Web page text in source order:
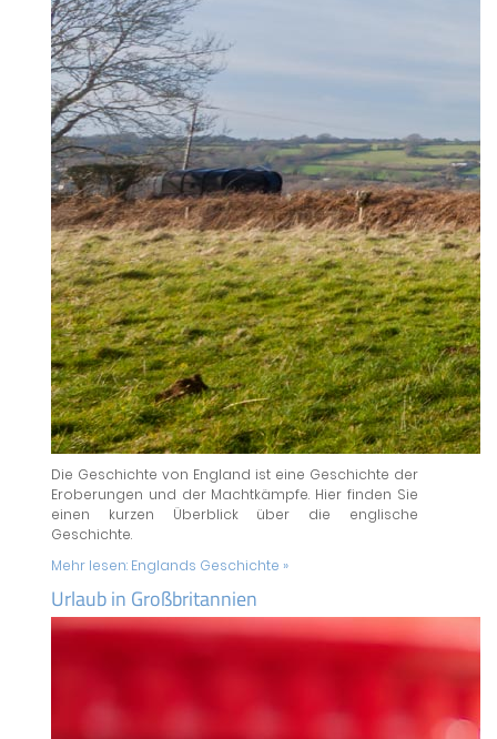
Die Geschichte von England ist eine Geschichte der
Eroberungen und der Machtkämpfe. Hier finden Sie
einen kurzen Überblick über die englische
Geschichte.
Mehr lesen: Englands Geschichte »
Urlaub in Großbritannien